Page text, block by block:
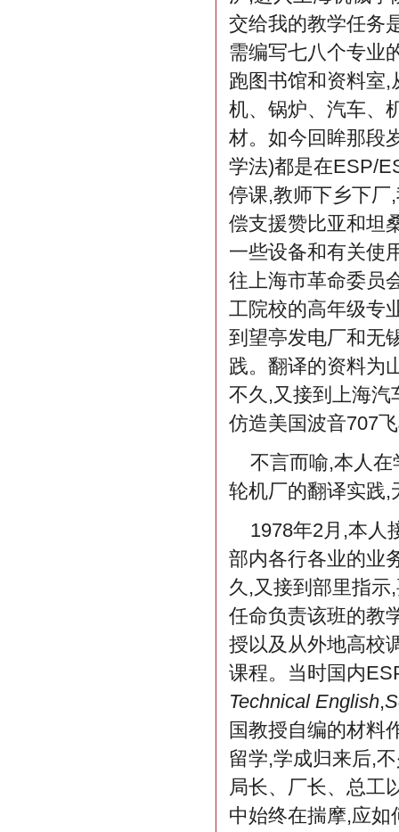
交给我的教学任务
需编写七八个专业
跑图书馆和资料室
机、锅炉、汽车、
材。如今回眸那段
学法)都是在ESP/
停课,教师下乡下厂
偿支援赞比亚和坦
一些设备和有关使
往上海市革命委员
工院校的高年级专
到望亭发电厂和无
践。翻译的资料为
不久,又接到上海汽
仿造美国波音707
不言而喻,本人
轮机厂的翻译实践,
1978年2月,本人
部内各行各业的业
久,又接到部里指
任命负责该班的教
授以及从外地高校
课程。当时国内
Technical English,
国教授自编的材料
留学,学成归来后,
局长、厂长、总工
中始终在揣摩,应